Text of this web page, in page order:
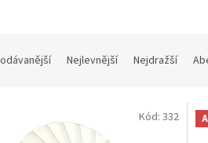
Nejlevnější Nejdražší
Kód: 332